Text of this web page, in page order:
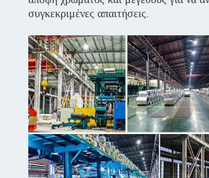
συγκεκριμένες απαιτήσεις.